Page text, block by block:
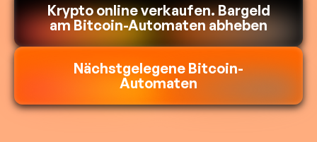
Krypto online verkaufen. Bargeld
am Bitcoin-Automaten abheben
Nächstgelegene Bitcoin-
Automaten